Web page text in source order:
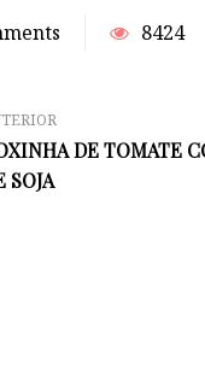
8424
DE TOMATE
SOJA